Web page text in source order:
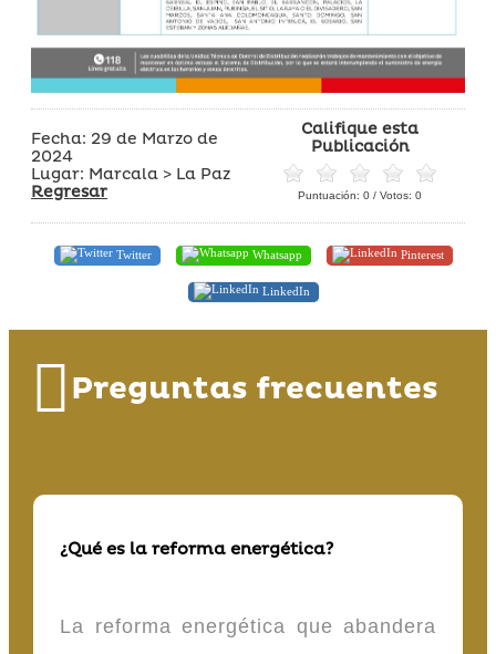
Fecha: 29 de Marzo de
2024
Lugar: Marcala > La Paz
Regresar
Califique esta
Publicación
Puntuación: 0 / Votos: 0
Twitter Whatsapp Pinterest
LinkedIn
Preguntas frecuentes
¿Qué es la reforma energética?
La reforma energética que abandera